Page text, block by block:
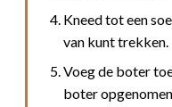
Kneed tot een
van kunt trekken.
Voeg de boter
boter